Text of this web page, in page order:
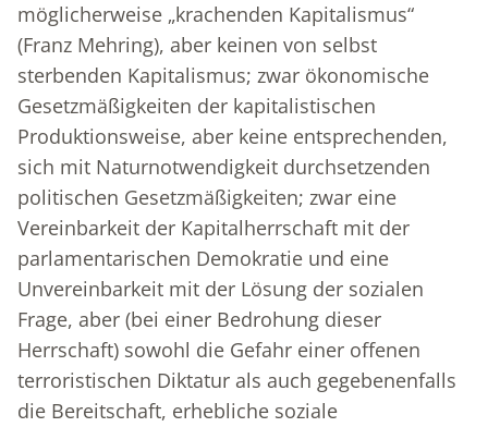
möglicherweise „krachenden Kapitalismus“
(Franz Mehring), aber keinen von selbst
sterbenden Kapitalismus; zwar ökonomische
Gesetzmäßigkeiten der kapitalistischen
Produktionsweise, aber keine entsprechenden,
sich mit Naturnotwendigkeit durchsetzenden
politischen Gesetzmäßigkeiten; zwar eine
Vereinbarkeit der Kapitalherrschaft mit der
parlamentarischen Demokratie und eine
Unvereinbarkeit mit der Lösung der sozialen
Frage, aber (bei einer Bedrohung dieser
Herrschaft) sowohl die Gefahr einer offenen
terroristischen Diktatur als auch gegebenenfalls
die Bereitschaft, erhebliche soziale